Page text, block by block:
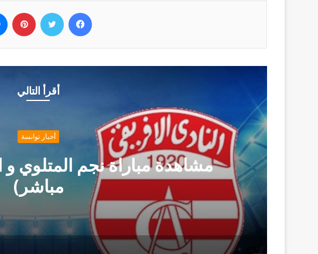
فيسبوك تويتر
أقرأ التالي
أخبار توانسة
مشاهدة مباراة نجم المتلوي و
مباشر)